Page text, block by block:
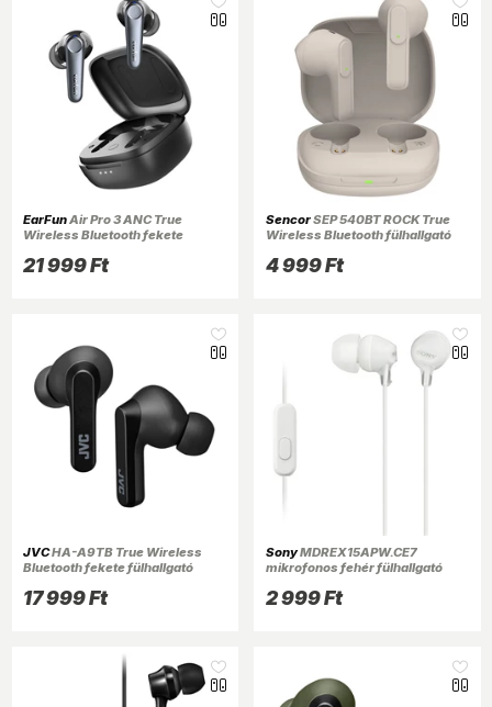
EarFunAir Pro 3 ANC True
Wireless Bluetooth fekete
21 999 Ft
SencorSEP 540BT ROCK True
Wireless Bluetooth fülhallgató
4 999 Ft
JVCHA-A9TB True Wireless
Bluetooth fekete fülhallgató
17 999 Ft
SonyMDREX15APW.CE7
mikrofonos fehér fülhallgató
2 999 Ft